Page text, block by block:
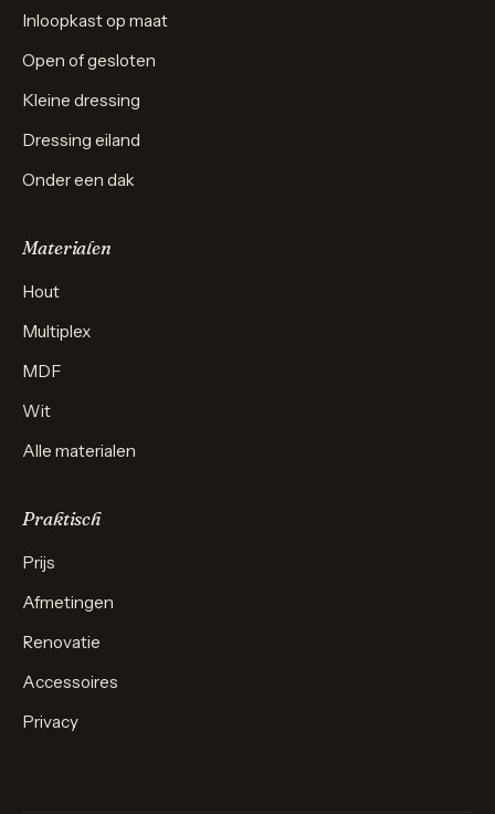
Inloopkast op maat
Open of gesloten
Kleine dressing
Dressing eiland
Onder een dak
Materialen
Hout
Multiplex
MDF
Wit
Alle materialen
Praktisch
Prijs
Afmetingen
Renovatie
Accessoires
Privacy